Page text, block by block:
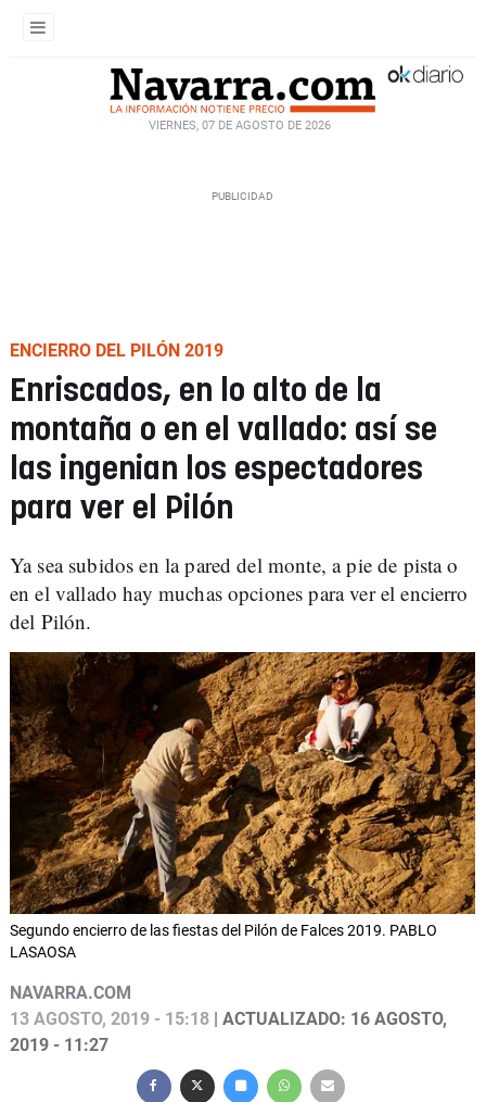
VIERNES, 07 DE AGOSTO DE 2026
ENCIERRO DEL PILÓN 2019
Enriscados, en lo alto de la
montaña o en el vallado: así se
las ingenian los espectadores
para ver el Pilón
Ya sea subidos en la pared del monte, a pie de pista o
en el vallado hay muchas opciones para ver el encierro
del Pilón.
Segundo encierro de las fiestas del Pilón de Falces 2019. PABLO
LASAOSA
NAVARRA.COM
13 AGOSTO, 2019 - 15:18 | ACTUALIZADO: 16 AGOSTO,
2019 - 11:27